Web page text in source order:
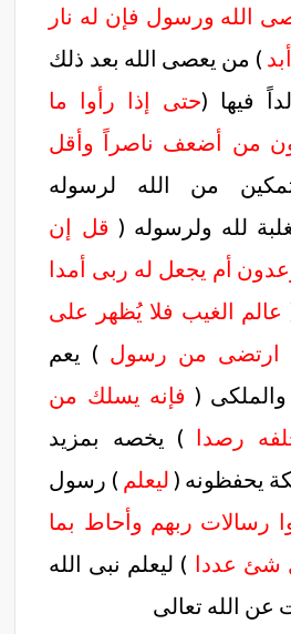
الله ورسول فإن له نار
) من يعصى الله بعد ذلك
فيها (حتى إذا رأوا ما
من أضعف ناصراً وأقل
من الله لرسوله
لله ولرسوله ( قل إن
أم يجعل له ربى أمدا
عالم الغيب فلا يُظهر على
ارتضى من رسول ) يعم
( فإنه يسلك من
رصدا ) يخصه بمزيد
يحفظونه ( ليعلم ) رسول
رسالات ربهم وأحاط بما
شئ عددا ) ليعلم نبى الله
الله تعالى